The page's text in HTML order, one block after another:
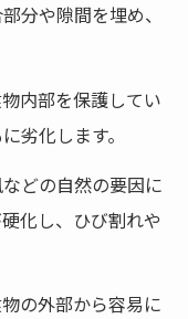
分や隙間を埋め、
内部を保護してい
劣化します。
どの自然の要因に
化し、ひび割れや
の外部から容易に